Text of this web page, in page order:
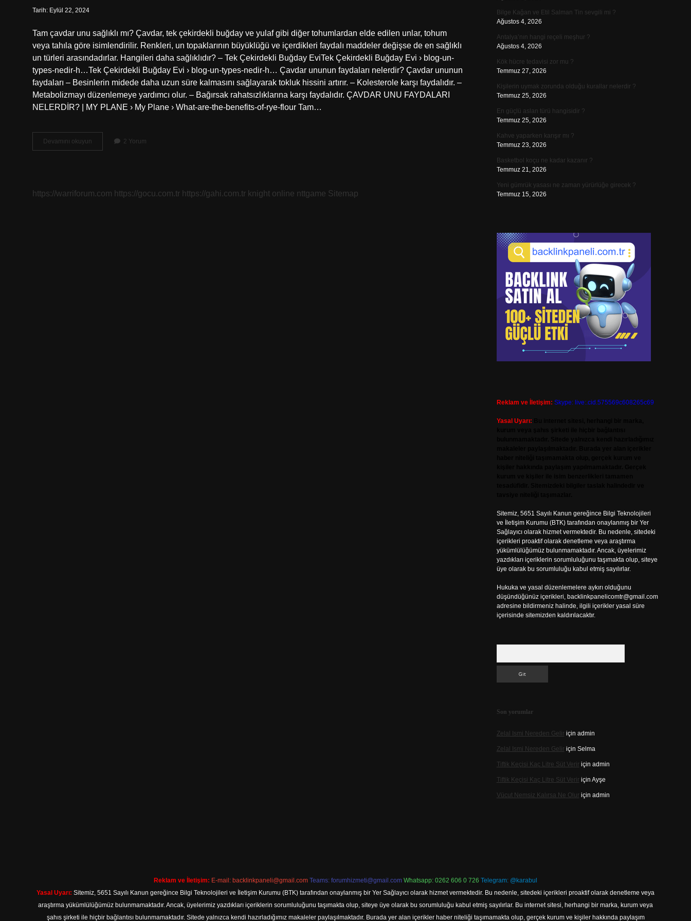
Tarih: Eylül 22, 2024
Tam çavdar unu sağlıklı mı? Çavdar, tek çekirdekli buğday ve yulaf gibi diğer tohumlardan elde edilen unlar, tohum
veya tahıla göre isimlendirilir. Renkleri, un topaklarının büyüklüğü ve içerdikleri faydalı maddeler değişse de en sağlıklı
un türleri arasındadırlar. Hangileri daha sağlıklıdır? – Tek Çekirdekli Buğday EviTek Çekirdekli Buğday Evi › blog-un-
types-nedir-h…Tek Çekirdekli Buğday Evi › blog-un-types-nedir-h… Çavdar ununun faydaları nelerdir? Çavdar ununun
faydaları – Besinlerin midede daha uzun süre kalmasını sağlayarak tokluk hissini artırır. – Kolesterole karşı faydalıdır. –
Metabolizmayı düzenlemeye yardımcı olur. – Bağırsak rahatsızlıklarına karşı faydalıdır. ÇAVDAR UNU FAYDALARI
NELERDİR? | MY PLANE › My Plane › What-are-the-benefits-of-rye-flour Tam…
Devamını okuyun
Çavdar
2 Yorum
https://warriforum.com https://gocu.com.tr https://gahi.com.tr knight online nttgame Sitemap
Bilge Kağan ve Etil Salman Tin sevgili mi ?
Ağustos 4, 2026
Antalya’nın hangi reçeli meşhur ?
Ağustos 4, 2026
Kök hücre tedavisi zor mu ?
Temmuz 27, 2026
Kişilerin uymak zorunda olduğu kurallar nelerdir ?
Temmuz 25, 2026
En güçlü aslan türü hangisidir ?
Temmuz 25, 2026
Kahve yaparken karışır mı ?
Temmuz 23, 2026
Basketbol koçu ne kadar kazanır ?
Temmuz 21, 2026
Yeni gümrük yasası ne zaman yürürlüğe girecek ?
Temmuz 15, 2026
Reklam ve İletişim: Skype: live:.cid.575569c608265c69
Yasal Uyarı:
Sitemiz, 5651 Sayılı Kanun gereğince Bilgi Teknolojileri
ve İletişim Kurumu (BTK) tarafından onaylanmış bir Yer
Sağlayıcı olarak hizmet vermektedir. Bu nedenle, sitedeki
içerikleri proaktif olarak denetleme veya araştırma
yükümlülüğümüz bulunmamaktadır. Ancak, üyelerimiz
yazdıkları içeriklerin sorumluluğunu taşımakta olup, siteye
üye olarak bu sorumluluğu kabul etmiş sayılırlar.
Hukuka ve yasal düzenlemelere aykırı olduğunu
düşündüğünüz içerikleri, backlinkpanelicomtr@gmail.com
adresine bildirmeniz halinde, ilgili içerikler yasal süre
içerisinde sitemizden kaldırılacaktır.
Son yorumlar
Zelal Ismi Nereden Geliriçin admin
Zelal Ismi Nereden Geliriçin Selma
Tiftik Keçisi Kaç Litre Süt Veririçin admin
Tiftik Keçisi Kaç Litre Süt Veririçin Ayşe
Vücut Nemsiz Kalırsa Ne Oluriçin admin
Reklam ve İletişim: E-mail: backlinkpaneli@gmail.com Teams: forumhizmeti@gmail.com Whatsapp: 0262 606 0 726 Telegram: @karabul
Yasal Uyarı: Sitemiz, 5651 Sayılı Kanun gereğince Bilgi Teknolojileri ve İletişim Kurumu (BTK) tarafından onaylanmış bir Yer Sağlayıcı olarak hizmet vermektedir. Bu nedenle, sitedeki içerikleri proaktif olarak denetleme veya
araştırma yükümlülüğümüz bulunmamaktadır. Ancak, üyelerimiz yazdıkları içeriklerin sorumluluğunu taşımakta olup, siteye üye olarak bu sorumluluğu kabul etmiş sayılırlar. Bu internet sitesi, herhangi bir marka, kurum veya
şahıs şirketi ile hiçbir bağlantısı bulunmamaktadır. Sitede yalnızca kendi hazırladığımız makaleler paylaşılmaktadır. Burada yer alan içerikler haber niteliği taşımamakta olup, gerçek kurum ve kişiler hakkında paylaşım